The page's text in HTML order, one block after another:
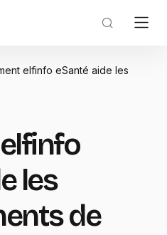
elfinfo eSanté aide les
les
de